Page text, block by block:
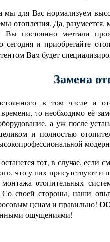
для Вас нормализуем
отопления. Да,
постоянно мечтали
сегодня и приобретайте
Вам будет
Замена
в том числе и
то необходимо её
а уж после
и полностью
тот, в случае, если
что у них присутствуют
монтажа отопительных
своей стороны, наши
ценам и правильно!
ощущениями!